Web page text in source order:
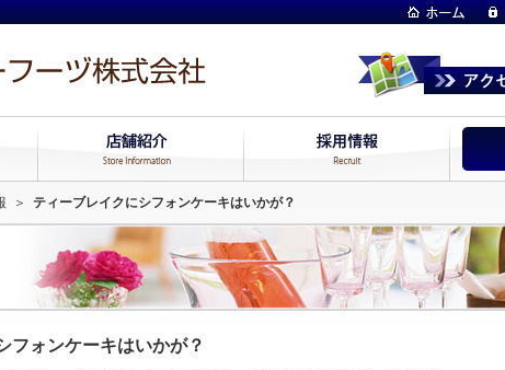
＞ ティーブレイクにシフォンケーキはいかが？
フォンケーキはいかが？